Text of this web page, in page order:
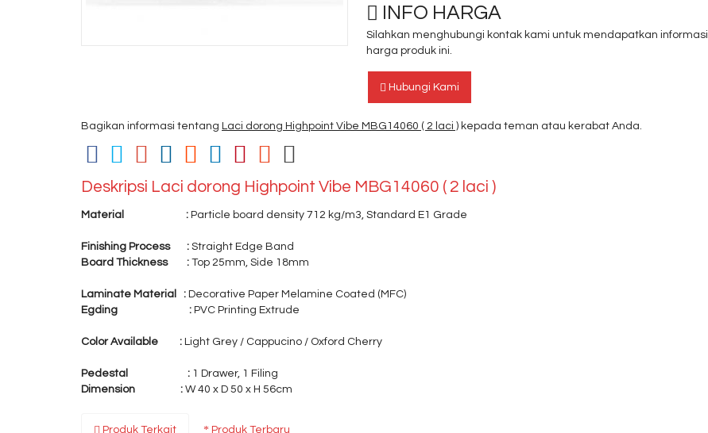
INFO HARGA
Silahkan menghubungi kontak kami untuk mendapatkan informasi
harga produk ini.
Hubungi Kami
Bagikan informasi tentang Laci dorong Highpoint Vibe MBG14060 ( 2 laci ) kepada teman atau kerabat Anda.
Deskripsi Laci dorong Highpoint Vibe MBG14060 ( 2 laci )
Material : Particle board density 712 kg/m3, Standard E1 Grade
Finishing Process : Straight Edge Band
Board Thickness : Top 25mm, Side 18mm
Laminate Material : Decorative Paper Melamine Coated (MFC)
Egding : PVC Printing Extrude
Color Available : Light Grey / Cappucino / Oxford Cherry
Pedestal : 1 Drawer, 1 Filing
Dimension : W 40 x D 50 x H 56cm
Produk Terkait Produk Terbaru